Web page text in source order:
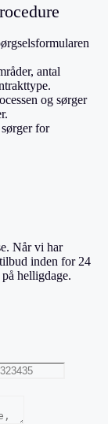
antal
og sørger
for
Når vi har
inden for 24
helligdage.